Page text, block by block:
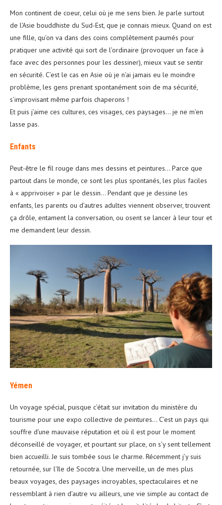
Mon continent de coeur, celui où je me sens bien. Je parle surtout
de l’Asie bouddhiste du Sud-Est, que je connais mieux. Quand on est
une fille, qu’on va dans des coins complètement paumés pour
pratiquer une activité qui sort de l’ordinaire (provoquer un face à
face avec des personnes pour les dessiner), mieux vaut se sentir
en sécurité. C’est le cas en Asie où je n’ai jamais eu le moindre
problème, les gens prenant spontanément soin de ma sécurité,
s’improvisant même parfois chaperons !
Et puis j’aime ces cultures, ces visages, ces paysages… je ne m’en
lasse pas.
Enfants
Peut-être le fil rouge dans mes dessins et peintures… Parce que
partout dans le monde, ce sont les plus spontanés, les plus faciles
à « apprivoiser » par le dessin… Pendant que je dessine les
enfants, les parents ou d’autres adultes viennent observer, trouvent
ça drôle, entament la conversation, ou osent se lancer à leur tour et
me demandent leur dessin.
Yémen
Un voyage spécial, puisque c’était sur invitation du ministère du
tourisme pour une expo collective de peintures… C’est un pays qui
souffre d’une mauvaise réputation et où il est pour le moment
déconseillé de voyager, et pourtant sur place, on s’y sent tellement
bien accueilli. Je suis tombée sous le charme. Récemment j’y suis
retournée, sur l’île de Socotra. Une merveille, un de mes plus
beaux voyages, des paysages incroyables, spectaculaires et ne
ressemblant à rien d’autre vu ailleurs, une vie simple au contact de